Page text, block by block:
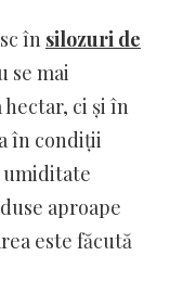
în silozuri de
se mai
ci și în
în condiții
umiditate
aproape
este făcută